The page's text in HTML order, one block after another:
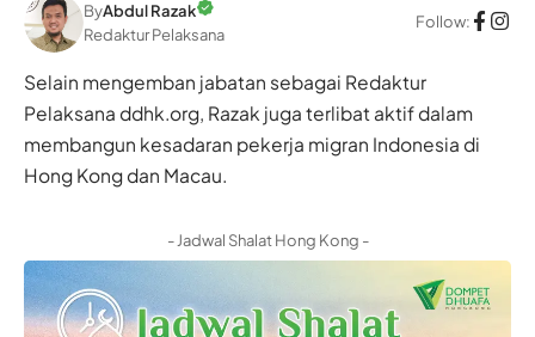
ByAbdul Razak
Redaktur Pelaksana
Follow:
Selain mengemban jabatan sebagai Redaktur
Pelaksana ddhk.org, Razak juga terlibat aktif dalam
membangun kesadaran pekerja migran Indonesia di
Hong Kong dan Macau.
- Jadwal Shalat Hong Kong -